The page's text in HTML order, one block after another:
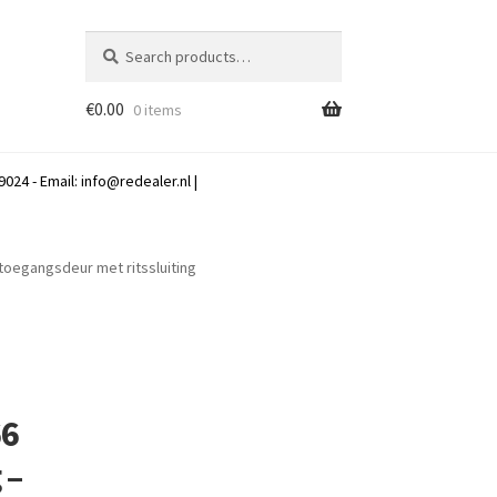
for:
€0.00 0 items
- Email: info@redealer.nl|
met ritssluiting